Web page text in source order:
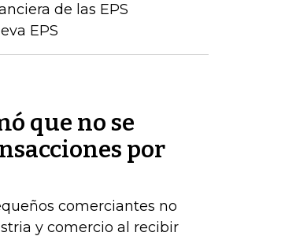
de las EPS
EPS
que no se
por
comerciantes no
y comercio al recibir